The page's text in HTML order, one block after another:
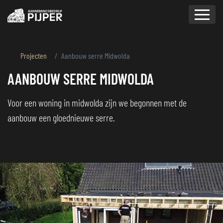
Projecten Aanbouw serre Midwolda
AANBOUW SERRE MIDWOLDA
Voor een woning in midwolda zijn we begonnen met de
aanbouw een gloednieuwe serre.